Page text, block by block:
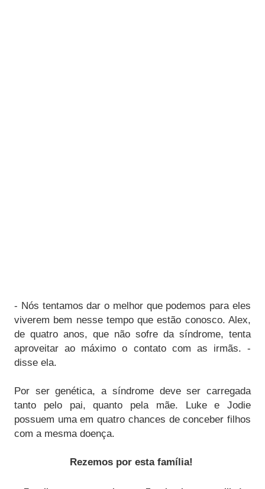
- Nós tentamos dar o melhor que podemos para eles
viverem bem nesse tempo que estão conosco. Alex,
de quatro anos, que não sofre da síndrome, tenta
aproveitar ao máximo o contato com as irmãs. -
disse ela.
Por ser genética, a síndrome deve ser carregada
tanto pelo pai, quanto pela mãe. Luke e Jodie
possuem uma em quatro chances de conceber filhos
com a mesma doença.
Rezemos por esta família!